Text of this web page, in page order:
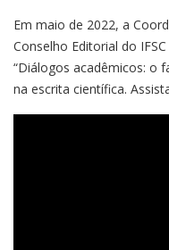
Em maio de 2022, a
Conselho Editorial do
“Diálogos acadêmicos: o
na escrita científica.